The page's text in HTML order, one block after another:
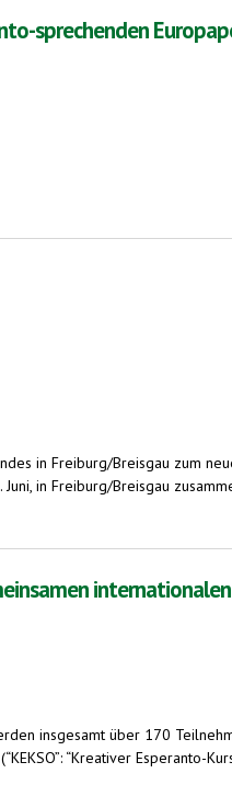
sprechenden
in Freiburg/Breisgau zum
in Freiburg/Breisgau
insgesamt über 170
“Kreativer Esperanto-